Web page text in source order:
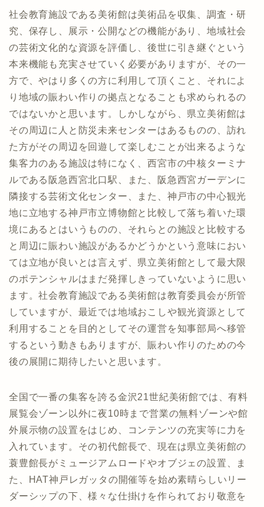
社会教育施設である美術館は美術品を収集、調査・研
究、保存し、展示・公開などの機能があり、地域社会
の芸術文化的な資源を評価し、後世に引き継ぐという
本来機能も充実させていく必要がありますが、その一
方で、やはり多くの方に利用して頂くこと、それによ
り地域の賑わい作りの拠点となることも求められるの
ではないかと思います。しかしながら、県立美術館は
その周辺に人と防災未来センターはあるものの、訪れ
た方がその周辺を回遊して楽しむことが出来るような
集客力のある施設は特になく、西宮市の中核ターミナ
ルである阪急西宮北口駅、また、阪急西宮ガーデンに
隣接する芸術文化センター、また、神戸市の中心観光
地に立地する神戸市立博物館と比較して落ち着いた環
境にあるとはいうものの、それらとの施設と比較する
と周辺に賑わい施設があるかどうかという意味におい
ては立地が良いとは言えず、県立美術館として最大限
のポテンシャルはまだ発揮しきっていないように思い
ます。社会教育施設である美術館は教育委員会が所管
していますが、最近では地域おこしや観光資源として
利用することを目的としてその運営を知事部局へ移管
するという動きもありますが、賑わい作りのための今
後の展開に期待したいと思います。
全国で一番の集客を誇る金沢21世紀美術館では、有料
展覧会ゾーン以外に夜10時まで営業の無料ゾーンや館
外展示物の設置をはじめ、コンテンツの充実等に力を
入れています。その初代館長で、現在は県立美術館の
蓑豊館長がミュージアムロードやオブジェの設置、ま
た、HAT神戸レガッタの開催等を始め素晴らしいリー
ダーシップの下、様々な仕掛けを作られており敬意を